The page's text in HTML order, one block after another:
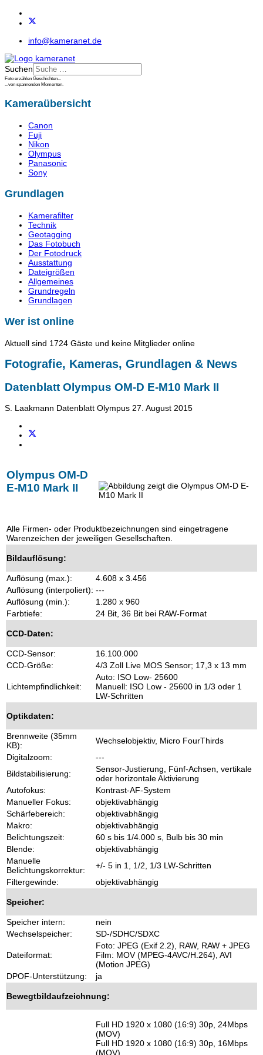
info@kameranet.de
Suchen
Foto erzählen Geschichten...
...von spannenden Momenten.
Kameraübersicht
Canon
Fuji
Nikon
Olympus
Panasonic
Sony
Grundlagen
Kamerafilter
Technik
Geotagging
Das Fotobuch
Der Fotodruck
Ausstattung
Dateigrößen
Allgemeines
Grundregeln
Grundlagen
Wer ist online
Aktuell sind 1724 Gäste und keine Mitglieder online
Fotografie, Kameras, Grundlagen & News
Datenblatt Olympus OM-D E-M10 Mark II
S. Laakmann Datenblatt Olympus 27. August 2015
Olympus OM-D
E-M10 Mark II
Alle Firmen- oder Produktbezeichnungen sind eingetragene
Warenzeichen der jeweiligen Gesellschaften.
Bildauflösung:
Auflösung (max.):
4.608 x 3.456
Auflösung (interpoliert): ---
Auflösung (min.):
1.280 x 960
Farbtiefe:
24 Bit, 36 Bit bei RAW-Format
CCD-Daten:
CCD-Sensor:
16.100.000
CCD-Größe:
4/3 Zoll Live MOS Sensor; 17,3 x 13 mm
Lichtempfindlichkeit:
Auto: ISO Low- 25600
Manuell: ISO Low - 25600 in 1/3 oder 1
LW-Schritten
Optikdaten:
Brennweite (35mm
KB):
Wechselobjektiv, Micro FourThirds
Digitalzoom:
---
Bildstabilisierung:
Sensor-Justierung, Fünf-Achsen, vertikale
oder horizontale Aktivierung
Autofokus:
Kontrast-AF-System
Manueller Fokus:
objektivabhängig
Schärfebereich:
objektivabhängig
Makro:
objektivabhängig
Belichtungszeit:
60 s bis 1/4.000 s, Bulb bis 30 min
Blende:
objektivabhängig
Manuelle
Belichtungskorrektur:
+/- 5 in 1, 1/2, 1/3 LW-Schritten
Filtergewinde:
objektivabhängig
Speicher:
Speicher intern:
nein
Wechselspeicher:
SD-/SDHC/SDXC
Dateiformat:
Foto: JPEG (Exif 2.2), RAW, RAW + JPEG
Film: MOV (MPEG-4AVC/H.264), AVI
(Motion JPEG)
DPOF-Unterstützung:
ja
Bewegtbildaufzeichnung:
Full HD 1920 x 1080 (16:9) 30p, 24Mbps
(MOV)
Full HD 1920 x 1080 (16:9) 30p, 16Mbps
(MOV)